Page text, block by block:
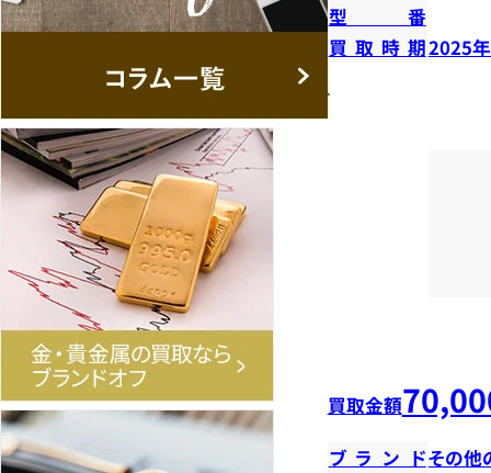
型番
買取時期2025
買取金額
ブランドその他